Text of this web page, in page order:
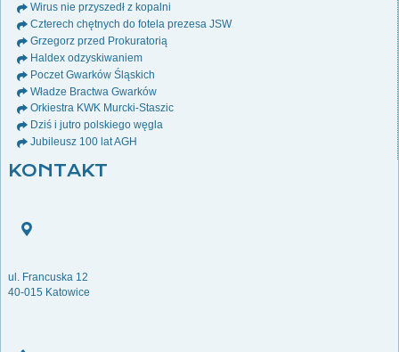
Wirus nie przyszedł z kopalni
Czterech chętnych do fotela prezesa JSW
Grzegorz przed Prokuratorią
Haldex odzyskiwaniem
Poczet Gwarków Śląskich
Władze Bractwa Gwarków
Orkiestra KWK Murcki-Staszic
Dziś i jutro polskiego węgla
Jubileusz 100 lat AGH
KONTAKT
ul. Francuska 12
40-015 Katowice